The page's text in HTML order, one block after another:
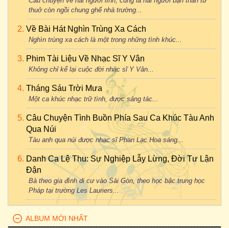
thuở còn ngồi chung ghế nhà trường...
Về Bài Hát Nghìn Trùng Xa Cách
Nghìn trùng xa cách là một trong những tình khúc...
Phim Tài Liệu Về Nhạc Sĩ Y Vân
Không chỉ kể lại cuộc đời nhạc sĩ Y Vân...
Tháng Sáu Trời Mưa
Một ca khúc nhạc trữ tình, được sáng tác...
Câu Chuyện Tình Buồn Phía Sau Ca Khúc Tàu Anh
Qua Núi
Tàu anh qua núi được nhạc sĩ Phan Lạc Hoa sáng...
Danh Ca Lệ Thu: Sự Nghiệp Lẫy Lừng, Đời Tư Lận
Đận
Bà theo gia đình di cư vào Sài Gòn, theo học bậc trung học
Pháp tại trường Les Lauriers...
ALBUM MỚI NHẤT